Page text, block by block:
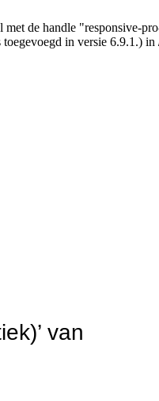
met de handle "responsive-
in versie 6.9.1.) in
van